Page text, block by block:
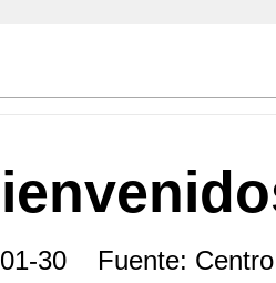
30 Fuente: